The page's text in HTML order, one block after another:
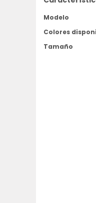
Modelo
Colores
Tamaño